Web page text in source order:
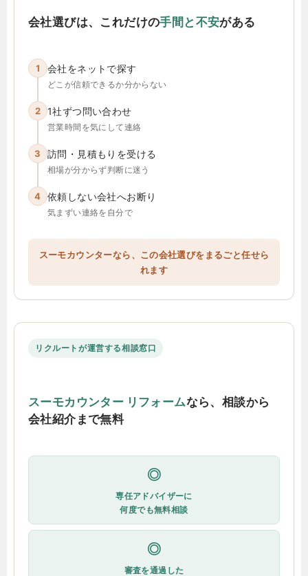
会社選びは、これだけの手間と不安がある
1 会社をネットで探す
どこが信頼できるか分からない
2 1社ずつ問い合わせ
営業時間を気にして連絡
3 訪問・見積もりを受ける
相場が分からず判断に迷う
4 依頼しない会社へお断り
気まずい連絡を自分で
スーモカウンターなら、この会社選びをまるごと任せら
れます
リクルートが運営する相談窓口
スーモカウンター リフォームなら、相談から
会社紹介まで無料
◎
専任アドバイザーに
何度でも無料相談
◎
審査を通過した